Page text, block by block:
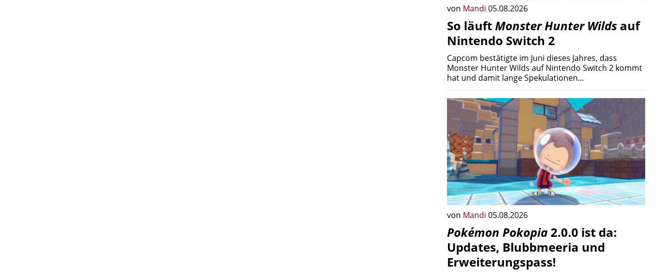
von Mandi 05.08.2026
So läuftMonster Hunter Wilds auf
Nintendo Switch 2
Capcom bestätigte im Juni dieses Jahres, dass
Monster Hunter Wilds auf Nintendo Switch 2 kommt
hat und damit lange Spekulationen…
von Mandi 05.08.2026
Pokémon Pokopia 2.0.0 ist da:
Updates, Blubbmeeria und
Erweiterungspass!